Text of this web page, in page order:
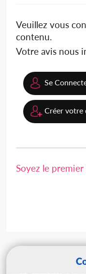
Veuillez vous
contenu.
Votre avis nous
Se
Créer votre
Soyez le